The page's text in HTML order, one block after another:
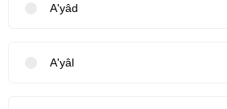
A'yâd
A'yâl